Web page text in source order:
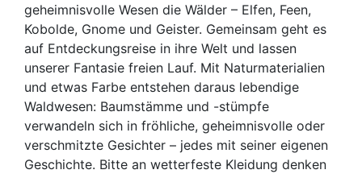
geheimnisvolle Wesen die Wälder – Elfen, Feen,
Kobolde, Gnome und Geister. Gemeinsam geht es
auf Entdeckungsreise in ihre Welt und lassen
unserer Fantasie freien Lauf. Mit Naturmaterialien
und etwas Farbe entstehen daraus lebendige
Waldwesen: Baumstämme und -stümpfe
verwandeln sich in fröhliche, geheimnisvolle oder
verschmitzte Gesichter – jedes mit seiner eigenen
Geschichte. Bitte an wetterfeste Kleidung denken